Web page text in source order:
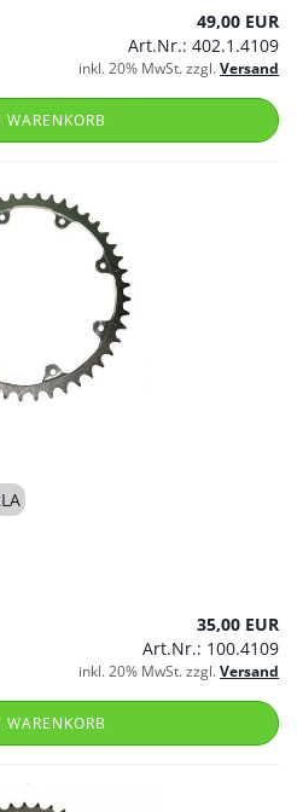
49,00 EUR
Art.Nr.: 402.1.4109
inkl. 20% MwSt. zzgl.Versand
35,00 EUR
Art.Nr.: 100.4109
inkl. 20% MwSt. zzgl.Versand